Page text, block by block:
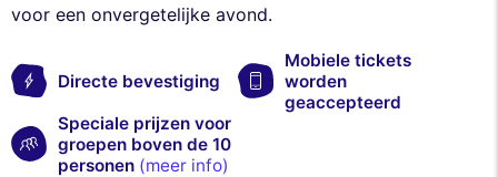
voor een onvergetelijke avond.
Directe bevestiging
Mobiele tickets
worden
geaccepteerd
Speciale prijzen voor
groepen boven de 10
personen (meer info)